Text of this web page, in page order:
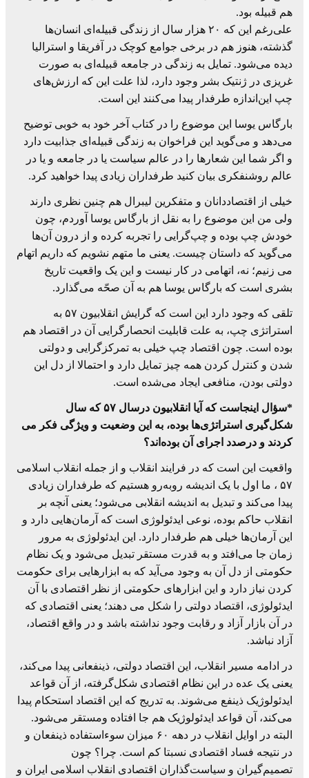
هم قبیله بود.
علی‌رغم این که ۲۰ هزار سال از زندگی قبیله‌ای انسان‌ها
گذشته، هنوز هم در برخی جوامع کوچک در آفریقا و استرالیا
دیده می‌شود. تمایل به زندگی در جامعه قبیله‌ای به صورت
غریزی در ژنتیک بشر وجود دارد، لذا علت این که ارزش‌های
چپ این‌اندازه طرفدار پیدا می‌کنند این است.
بارگاس یوسا این موضوع را در کتاب آخر خود به خوبی توضیح
می‌دهد و می‌گوید این فراخوان به زندگی قبیله‌ای جذابیت دارد
و اگر شما این شعارها را در عالم سیاست یا در جامعه و یا در
عالم روشنفکری بیان کنید طرفداران زیادی پیدا خواهید کرد.
خیلی از اقتصاددانان و متفکرین لیبرال هم چنین نظری دارند
ولی من این موضوع را به نقل از بارگاس یوسا آوردم، چون
خودش چپ بوده و چپ‌گرایی را تجربه کرده و از درون آن‌ها
می‌گوید که داستان چیست. یعنی ما متهم نشویم که داریم اتهام
می زنیم؛ نه، اتهامی در کار نیست و این یک واقعیت تاریخ
بشری است که بارگاس یوسا هم به آن صحّه می‌گذارد.
تلقی که وجود دارد این است که گرایش انقلابیون ۵۷ به
استراتژی چپ، به علت قابلیت انحصارگرایی آن در اقتصاد هم
بوده است. چون اقتصاد چپ خیلی به تمرکزگرایی و دولتی
شدن و کنترل کردن همه چیز تمایل دارد و احتمالا از دل این
دولتی بودن، منافعی ایجاد می‌شده است.
*سؤال اینجاست که آیا انقلابیون درسال ۵۷ که سال
شکل‌گیری استراتژی‌ها بوده، به این وضعیت و ویژگی فکر می
کردند و درصدد اجرای آن بوده‌اند؟
واقعیت این است که در فرایند انقلاب و از جمله انقلاب اسلامی
۵۷ ، ما اول با یک اندیشه روبه‌رو هستیم که طرفداران زیادی
پیدا می‌کند و تبدیل به اندیشه انقلابی می‌شود؛ یعنی آنچه بر
انقلاب حاکم بوده، نوعی ایدئولوژی است که آرمان‌هایی دارد و
این آرمان‌ها خیلی هم طرفدار دارد. این ایدئولوژی به مرور
زمان جا می‌افتد و به قدرت مستقر تبدیل می‌شود و یک نظام
حکومتی از دل آن به وجود می‌آید که به ابزارهایی برای حکومت
کردن نیاز دارد و این ابزارهای حکومتی از نظر اقتصادی با آن
ایدئولوژی، اقتصاد دولتی را شکل می دهند؛ یعنی اقتصادی که
در آن بازار آزاد و رقابت وجود نداشته باشد و در واقع اقتصاد،
آزاد نباشد.
در ادامه مسیر انقلاب، این اقتصاد دولتی، ذینفعانی پیدا می‌کند،
یعنی یک عده در این نظام اقتصادی شکل‌گرفته، از آن قواعد
ایدئولوژیک ذینفع می‌شوند. به تدریج که این اقتصاد استحکام پیدا
می‌کند، آن قواعد ایدئولوژیک هم جا افتاده ومستقر می‌شود.
البته در اوایل انقلاب در دهه ۶۰ میزان سوء‌استفاده ذینفعان و
در نتیجه فساد اقتصادی نسبتا کم است. چرا؟ چون
تصمیم‌گیران و سیاست‌گذاران اقتصادی انقلاب اسلامی ایران و